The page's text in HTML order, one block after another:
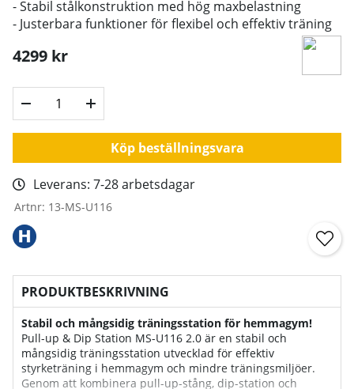
- Stabil stålkonstruktion med hög maxbelastning
- Justerbara funktioner för flexibel och effektiv träning
4299 kr
Köp beställningsvara
Leverans: 7-28 arbetsdagar
Artnr: 13-MS-U116
PRODUKTBESKRIVNING
Stabil och mångsidig träningsstation för hemmagym!
Pull-up & Dip Station MS-U116 2.0 är en stabil och
mångsidig träningsstation utvecklad för effektiv
styrketräning i hemmagym och mindre träningsmiljöer.
Genom att kombinera pull-up-stång, dip-station och